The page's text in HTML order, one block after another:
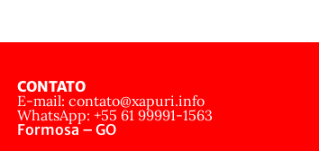
CONTATO
E-mail: contato@xapuri.info
WhatsApp: +55 61 99991-1563
Formosa – GO